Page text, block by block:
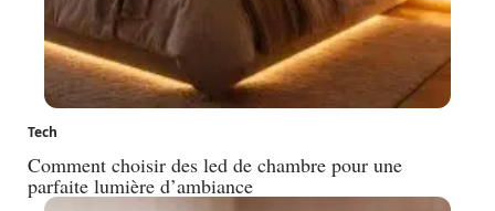
Tech
Comment choisir des led de chambre pour une
parfaite lumière d’ambiance